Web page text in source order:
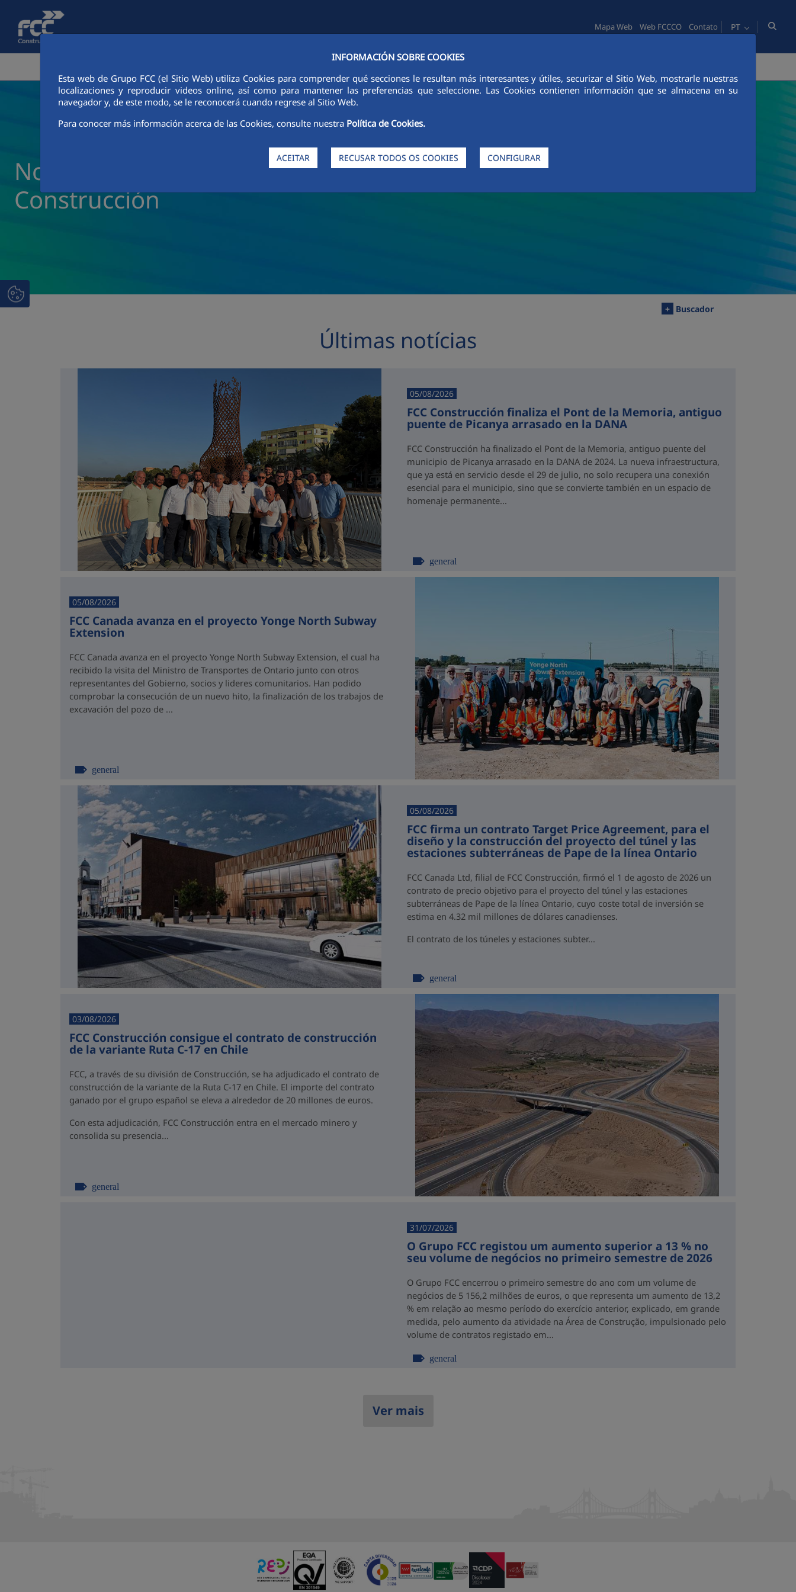
Pular para o Conteúdo principal
INFORMACIÓN SOBRE COOKIES
Esta web de Grupo FCC (el Sitio Web) utiliza Cookies para comprender qué secciones le resultan más interesantes y útiles, securizar el Sitio Web, mostrarle nuestras
localizaciones y reproducir videos online, así como para mantener las preferencias que seleccione. Las Cookies contienen información que se almacena en su
navegador y, de este modo, se le reconocerá cuando regrese al Sitio Web.
Para conocer más información acerca de las Cookies, consulte nuestra Política de Cookies.
ACEITAR RECUSAR TODOS OS COOKIES CONFIGURAR
Mapa Web Web FCCCO Contato PT
Notícias e atualidade da FCC
Construcción
+ Buscador
Últimas notícias
05/08/2026
FCC Construcción finaliza el Pont de la Memoria, antiguo
puente de Picanya arrasado en la DANA
FCC Construcción ha finalizado el Pont de la Memoria, antiguo puente del
municipio de Picanya arrasado en la DANA de 2024. La nueva infraestructura,
que ya está en servicio desde el 29 de julio, no solo recupera una conexión
esencial para el municipio, sino que se convierte también en un espacio de
homenaje permanente...
general
05/08/2026
FCC Canada avanza en el proyecto Yonge North Subway
Extension
FCC Canada avanza en el proyecto Yonge North Subway Extension, el cual ha
recibido la visita del Ministro de Transportes de Ontario junto con otros
representantes del Gobierno, socios y lideres comunitarios. Han podido
comprobar la consecución de un nuevo hito, la finalización de los trabajos de
excavación del pozo de ...
general
05/08/2026
FCC firma un contrato Target Price Agreement, para el
diseño y la construcción del proyecto del túnel y las
estaciones subterráneas de Pape de la línea Ontario
FCC Canada Ltd, filial de FCC Construcción, firmó el 1 de agosto de 2026 un
contrato de precio objetivo para el proyecto del túnel y las estaciones
subterráneas de Pape de la línea Ontario, cuyo coste total de inversión se
estima en 4.32 mil millones de dólares canadienses.
El contrato de los túneles y estaciones subter...
general
03/08/2026
FCC Construcción consigue el contrato de construcción
de la variante Ruta C-17 en Chile
FCC, a través de su división de Construcción, se ha adjudicado el contrato de
construcción de la variante de la Ruta C-17 en Chile. El importe del contrato
ganado por el grupo español se eleva a alrededor de 20 millones de euros.
Con esta adjudicación, FCC Construcción entra en el mercado minero y
consolida su presencia...
general
31/07/2026
O Grupo FCC registou um aumento superior a 13 % no
seu volume de negócios no primeiro semestre de 2026
O Grupo FCC encerrou o primeiro semestre do ano com um volume de
negócios de 5 156,2 milhões de euros, o que representa um aumento de 13,2
% em relação ao mesmo período do exercício anterior, explicado, em grande
medida, pelo aumento da atividade na Área de Construção, impulsionado pelo
volume de contratos registado em...
general
Ver mais